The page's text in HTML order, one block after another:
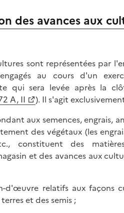
des avances aux
sont représentées par
au cours d'un
qui sera levée après la
A, II
). Il s'agit
aux semences, engrais,
des végétaux (les
constituent des
et des avances aux
d'œuvre relatifs aux façons
et des semis ;